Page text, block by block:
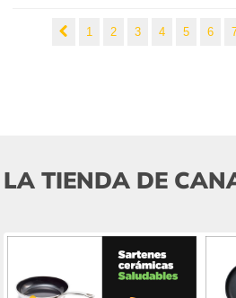
1 2 3 4 5 6
LA TIENDA DE